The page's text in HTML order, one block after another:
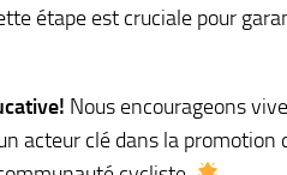
étape est cruciale pour
Nous encourageons
acteur clé dans la promotion